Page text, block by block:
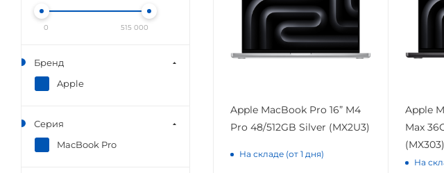
Apple MacBook Pro 16” M4
Pro 48/512GB Silver (MX2U3)
На складе (от 1 дня)
Apple
Max
(MX303)
На
0 515 000
Бренд
Apple
Серия
MacBook Pro